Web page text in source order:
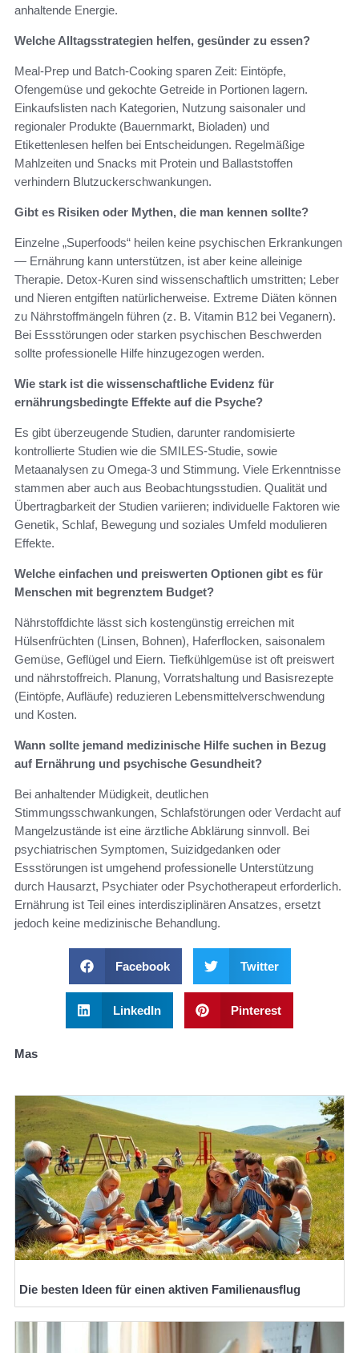
anhaltende Energie.
Welche Alltagsstrategien helfen, gesünder zu essen?
Meal‑Prep und Batch‑Cooking sparen Zeit: Eintöpfe,
Ofengemüse und gekochte Getreide in Portionen lagern.
Einkaufslisten nach Kategorien, Nutzung saisonaler und
regionaler Produkte (Bauernmarkt, Bioladen) und
Etikettenlesen helfen bei Entscheidungen. Regelmäßige
Mahlzeiten und Snacks mit Protein und Ballaststoffen
verhindern Blutzuckerschwankungen.
Gibt es Risiken oder Mythen, die man kennen sollte?
Einzelne „Superfoods“ heilen keine psychischen Erkrankungen
— Ernährung kann unterstützen, ist aber keine alleinige
Therapie. Detox‑Kuren sind wissenschaftlich umstritten; Leber
und Nieren entgiften natürlicherweise. Extreme Diäten können
zu Nährstoffmängeln führen (z. B. Vitamin B12 bei Veganern).
Bei Essstörungen oder starken psychischen Beschwerden
sollte professionelle Hilfe hinzugezogen werden.
Wie stark ist die wissenschaftliche Evidenz für
ernährungsbedingte Effekte auf die Psyche?
Es gibt überzeugende Studien, darunter randomisierte
kontrollierte Studien wie die SMILES‑Studie, sowie
Metaanalysen zu Omega‑3 und Stimmung. Viele Erkenntnisse
stammen aber auch aus Beobachtungsstudien. Qualität und
Übertragbarkeit der Studien variieren; individuelle Faktoren wie
Genetik, Schlaf, Bewegung und soziales Umfeld modulieren
Effekte.
Welche einfachen und preiswerten Optionen gibt es für
Menschen mit begrenztem Budget?
Nährstoffdichte lässt sich kostengünstig erreichen mit
Hülsenfrüchten (Linsen, Bohnen), Haferflocken, saisonalem
Gemüse, Geflügel und Eiern. Tiefkühlgemüse ist oft preiswert
und nährstoffreich. Planung, Vorratshaltung und Basisrezepte
(Eintöpfe, Aufläufe) reduzieren Lebensmittelverschwendung
und Kosten.
Wann sollte jemand medizinische Hilfe suchen in Bezug
auf Ernährung und psychische Gesundheit?
Bei anhaltender Müdigkeit, deutlichen
Stimmungsschwankungen, Schlafstörungen oder Verdacht auf
Mangelzustände ist eine ärztliche Abklärung sinnvoll. Bei
psychiatrischen Symptomen, Suizidgedanken oder
Essstörungen ist umgehend professionelle Unterstützung
durch Hausarzt, Psychiater oder Psychotherapeut erforderlich.
Ernährung ist Teil eines interdisziplinären Ansatzes, ersetzt
jedoch keine medizinische Behandlung.
Facebook Twitter
LinkedIn Pinterest
Mas
Die besten Ideen für einen aktiven Familienausflug